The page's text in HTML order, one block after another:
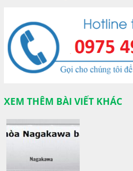
XEM THÊM BÀI VIẾT KHÁC